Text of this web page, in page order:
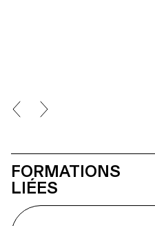
professionnelle. Les étudiant·e·x·s
affineront ainsi leur regard
FORMATIONS
LIÉES